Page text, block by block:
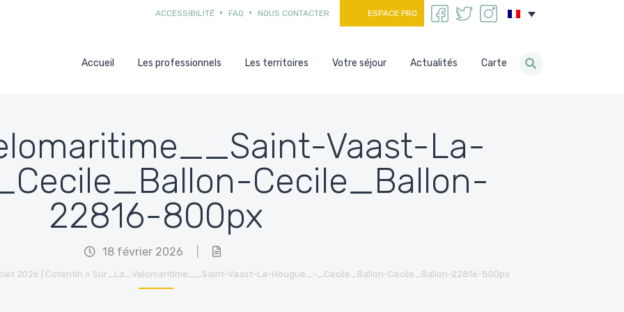
ACCESSIBILITÉ FAQ NOUS CONTACTER ESPACE PRO
Accueil Les professionnels Les territoires Votre séjour Actualités Carte
Vaast-La-
Cecile_Ballon-
22816-800px
18 février 2026
2026 | Cotentin » Sur_La_Velomaritime__Saint-Vaast-La-Hougue_-_Cecile_Ballon-Cecile_Ballon-22816-800px